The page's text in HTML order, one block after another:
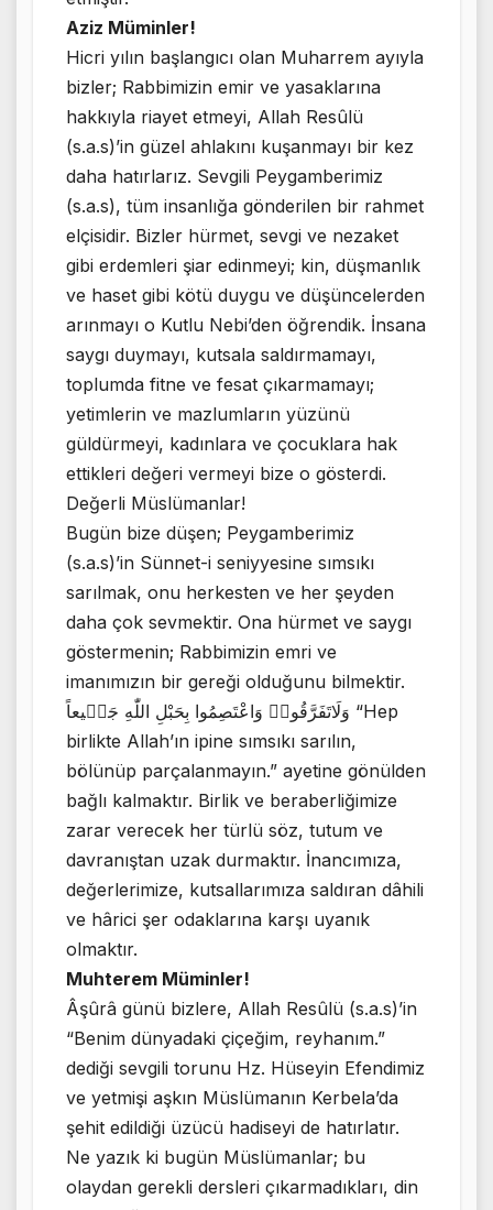
Aziz Müminler!
Hicri yılın başlangıcı olan Muharrem ayıyla
bizler; Rabbimizin emir ve yasaklarına
hakkıyla riayet etmeyi, Allah Resûlü
(s.a.s)’in güzel ahlakını kuşanmayı bir kez
daha hatırlarız. Sevgili Peygamberimiz
(s.a.s), tüm insanlığa gönderilen bir rahmet
elçisidir. Bizler hürmet, sevgi ve nezaket
gibi erdemleri şiar edinmeyi; kin, düşmanlık
ve haset gibi kötü duygu ve düşüncelerden
arınmayı o Kutlu Nebi’den öğrendik. İnsana
saygı duymayı, kutsala saldırmamayı,
toplumda fitne ve fesat çıkarmamayı;
yetimlerin ve mazlumların yüzünü
güldürmeyi, kadınlara ve çocuklara hak
ettikleri değeri vermeyi bize o gösterdi.
Değerli Müslümanlar!
Bugün bize düşen; Peygamberimiz
(s.a.s)’in Sünnet-i seniyyesine sımsıkı
sarılmak, onu herkesten ve her şeyden
daha çok sevmektir. Ona hürmet ve saygı
göstermenin; Rabbimizin emri ve
imanımızın bir gereği olduğunu bilmektir.
وَلَاتَفَرَّقُواۖ وَاعْتَصِمُوا بِحَبْلِ اللّٰهِ جَم۪يعاً “Hep
birlikte Allah’ın ipine sımsıkı sarılın,
bölünüp parçalanmayın.” ayetine gönülden
bağlı kalmaktır. Birlik ve beraberliğimize
zarar verecek her türlü söz, tutum ve
davranıştan uzak durmaktır. İnancımıza,
değerlerimize, kutsallarımıza saldıran dâhili
ve hârici şer odaklarına karşı uyanık
olmaktır.
Muhterem Müminler!
Âşûrâ günü bizlere, Allah Resûlü (s.a.s)’in
“Benim dünyadaki çiçeğim, reyhanım.”
dediği sevgili torunu Hz. Hüseyin Efendimiz
ve yetmişi aşkın Müslümanın Kerbela’da
şehit edildiği üzücü hadiseyi de hatırlatır.
Ne yazık ki bugün Müslümanlar; bu
olaydan gerekli dersleri çıkarmadıkları, din